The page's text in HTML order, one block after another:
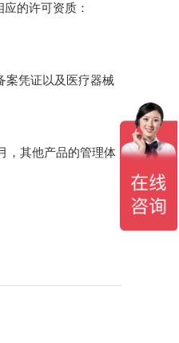
的许可资质：
案凭证以及医疗器械
，其他产品的管理体